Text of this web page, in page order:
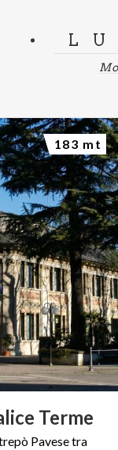
Terme
Pavesetra
183 mt